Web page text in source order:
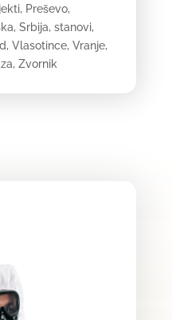
, Preševo,
, Srbija, stanovi,
, Vlasotince, Vranje,
, Zvornik